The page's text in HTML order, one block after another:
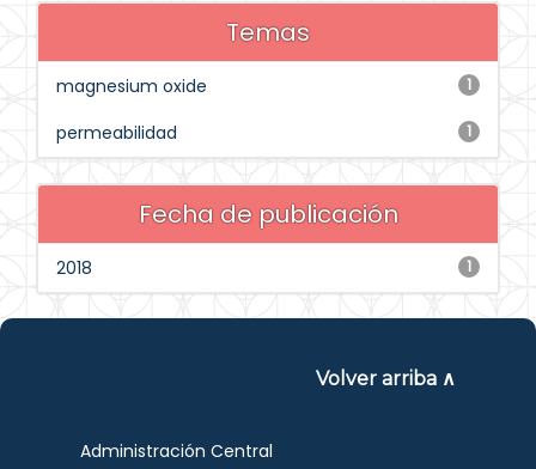
Temas
1
magnesium oxide
1
permeabilidad
Fecha de publicación
1
2018
Volver arriba ∧
Administración Central